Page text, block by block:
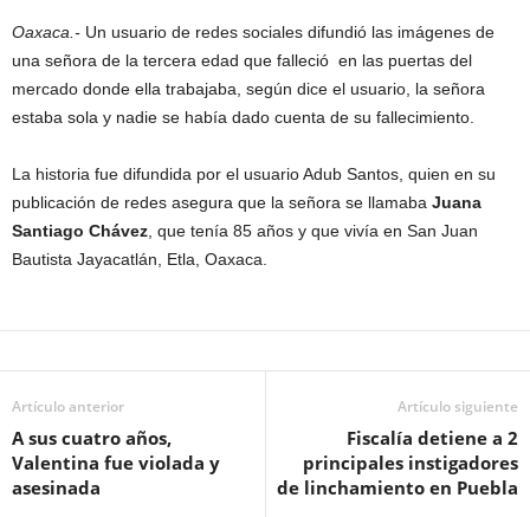
Oaxaca.- Un usuario de redes sociales difundió las imágenes de
una señora de la tercera edad que falleció en las puertas del
mercado donde ella trabajaba, según dice el usuario, la señora
estaba sola y nadie se había dado cuenta de su fallecimiento.
La historia fue difundida por el usuario Adub Santos, quien en su
publicación de redes asegura que la señora se llamaba Juana
Santiago Chávez , que tenía 85 años y que vivía en San Juan
Bautista Jayacatlán, Etla, Oaxaca.
Artículo anterior
A sus cuatro años,
Valentina fue violada y
asesinada
Artículo siguiente
Fiscalía detiene a 2
principales instigadores
de linchamiento en Puebla